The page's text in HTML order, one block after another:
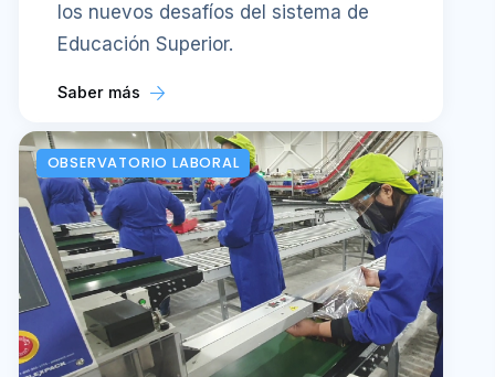
los nuevos desafíos del sistema de
Educación Superior.
Saber más
OBSERVATORIO LABORAL